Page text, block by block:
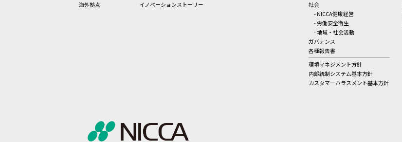
海外拠点
イノベーションストーリー
社会
- NICCA健康経営
- 労働安全衛生
- 地域・社会活動
ガバナンス
各種報告書
環境マネジメント方針
内部統制システム基本方針
カスタマーハラスメント基本方針